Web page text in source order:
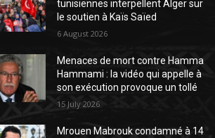
tunisiennes interpellent Alger sur
le soutien à Kaïs Saïed
6 August 2026
Menaces de mort contre Hamma
Hammami : la vidéo qui appelle à
son exécution provoque un tollé
15 July 2026
Mrouen Mabrouk condamné à 14